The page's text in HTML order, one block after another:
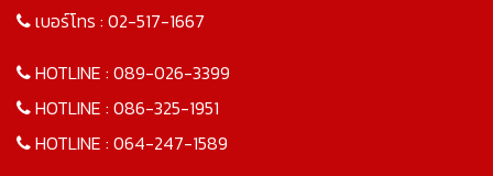
เบอร์โทร : 02-517-1667
HOTLINE : 089-026-3399
HOTLINE : 086-325-1951
HOTLINE : 064-247-1589